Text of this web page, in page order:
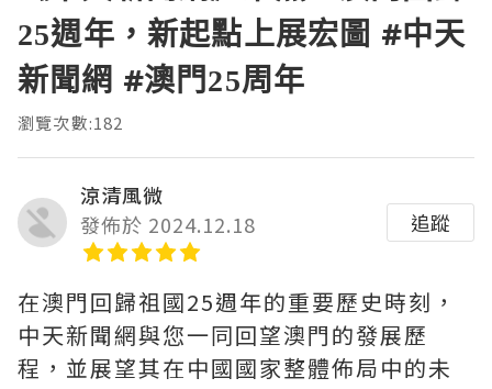
25週年，新起點上展宏圖 #中天
新聞網 #澳門25周年
瀏覽次數:182
涼清風微
發佈於 2024.12.18
追蹤
在澳門回歸祖國25週年的重要歷史時刻，
中天新聞網與您一同回望澳門的發展歷
程，並展望其在中國國家整體佈局中的未